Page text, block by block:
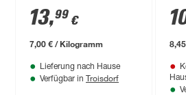
13,99 €
7,00 € / Kilogramm
Lieferung nach Hause
Verfügbar in Troisdorf